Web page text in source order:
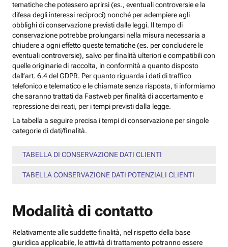
tematiche che potessero aprirsi (es., eventuali controversie e la
difesa degli interessi reciproci) nonché per adempiere agli
obblighi di conservazione previsti dalle leggi. Il tempo di
conservazione potrebbe prolungarsi nella misura necessaria a
chiudere a ogni effetto queste tematiche (es. per concludere le
eventuali controversie), salvo per finalità ulteriori e compatibili con
quelle originarie di raccolta, in conformità a quanto disposto
dall’art. 6.4 del GDPR. Per quanto riguarda i dati di traffico
telefonico e telematico e le chiamate senza risposta, ti informiamo
che saranno trattati da Fastweb per finalità di accertamento e
repressione dei reati, per i tempi previsti dalla legge.
La tabella a seguire precisa i tempi di conservazione per singole
categorie di dati/finalità.
TABELLA DI CONSERVAZIONE DATI CLIENTI
TABELLA CONSERVAZIONE DATI POTENZIALI CLIENTI
Modalità di contatto
Relativamente alle suddette finalità, nel rispetto della base
giuridica applicabile, le attività di trattamento potranno essere